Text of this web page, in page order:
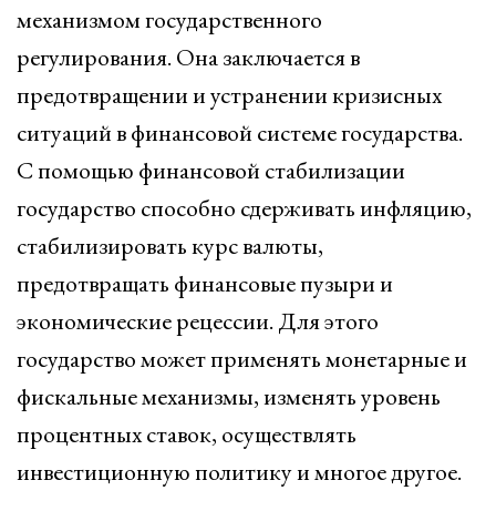
механизмом государственного
регулирования. Она заключается в
предотвращении и устранении кризисных
ситуаций в финансовой системе государства.
С помощью финансовой стабилизации
государство способно сдерживать инфляцию,
стабилизировать курс валюты,
предотвращать финансовые пузыри и
экономические рецессии. Для этого
государство может применять монетарные и
фискальные механизмы, изменять уровень
процентных ставок, осуществлять
инвестиционную политику и многое другое.